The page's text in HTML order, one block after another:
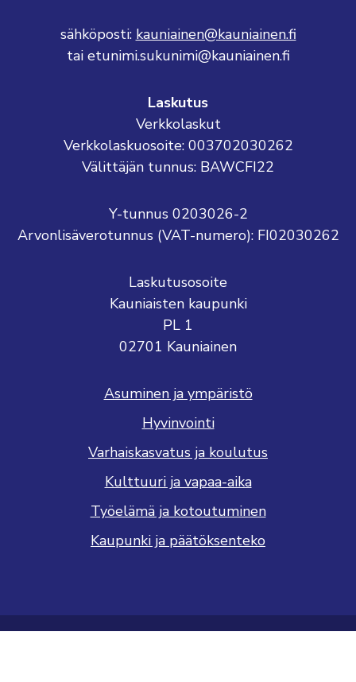
sähköposti: kauniainen@kauniainen.fi
tai etunimi.sukunimi@kauniainen.fi
Laskutus
Verkkolaskut
Verkkolaskuosoite: 003702030262
Välittäjän tunnus: BAWCFI22
Y-tunnus 0203026-2
Arvonlisäverotunnus (VAT-numero): FI02030262
Laskutusosoite
Kauniaisten kaupunki
PL 1
02701 Kauniainen
Asuminen ja ympäristö
Hyvinvointi
Varhaiskasvatus ja koulutus
Kulttuuri ja vapaa-aika
Työelämä ja kotoutuminen
Kaupunki ja päätöksenteko